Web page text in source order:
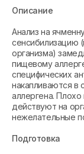
Описание
Анализ на
сенсибилизацию
организма)
пищевому
специфических
накапливаются в
аллергена.
действуют на
нежелательные
Подготовка